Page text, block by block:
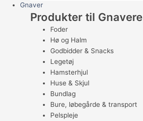
Gnaver
Produkter til Gnavere
Foder
Hø og Halm
Godbidder & Snacks
Legetøj
Hamsterhjul
Huse & Skjul
Bundlag
Bure, løbegårde & transport
Pelspleje